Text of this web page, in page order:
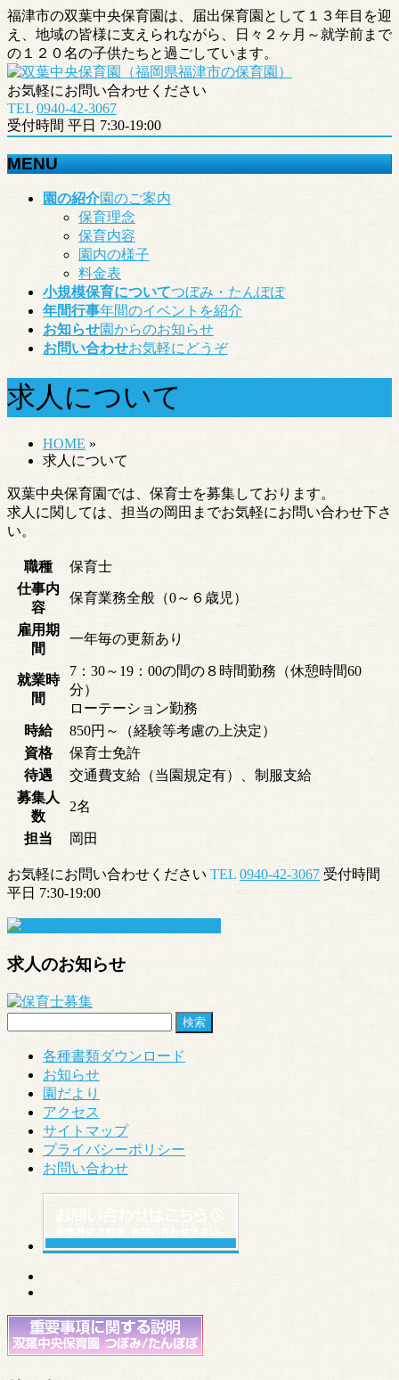
福津市の双葉中央保育園は、届出保育園として１３年目を迎
え、地域の皆様に支えられながら、日々２ヶ月～就学前まで
の１２０名の子供たちと過ごしています。
お気軽にお問い合わせください
TEL 0940-42-3067
受付時間 平日 7:30-19:00
MENU
園の紹介園のご案内
保育理念
保育内容
園内の様子
料金表
小規模保育についてつぼみ・たんぽぽ
年間行事年間のイベントを紹介
お知らせ園からのお知らせ
お問い合わせお気軽にどうぞ
求人について
HOME »
求人について
双葉中央保育園では、保育士を募集しております。
求人に関しては、担当の岡田までお気軽にお問い合わせ下さ
い。
職種
保育士
仕事内
容
保育業務全般（0～６歳児）
雇用期
間
一年毎の更新あり
就業時
間
7：30～19：00の間の８時間勤務（休憩時間60
分）
ローテーション勤務
時給
850円～（経験等考慮の上決定）
資格
保育士免許
待遇
交通費支給（当園規定有）、制服支給
募集人
数
2名
担当 岡田
お気軽にお問い合わせください TEL 0940-42-3067 受付時間
平日 7:30-19:00
求人のお知らせ
各種書類ダウンロード
お知らせ
園だより
アクセス
サイトマップ
プライバシーポリシー
お問い合わせ